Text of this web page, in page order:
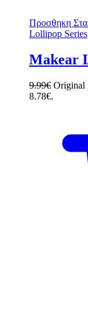
Προσθηκη
Lollipop Series
Makear
9.99€ Original
8.78€.